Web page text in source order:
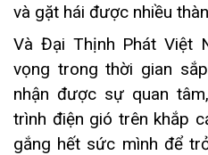
và gặt hái được nhiều
Và Đại Thịnh Phát Việt
vọng trong thời gian
nhận được sự quan
trình điện gió trên khắp
gắng hết sức mình để